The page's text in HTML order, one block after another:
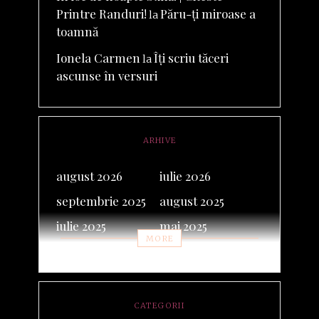
Printre Randuri! laPăru-ți miroase a
toamnă
Ionela Carmen laÎți scriu tăceri
ascunse în versuri
ARHIVE
august 2026
iulie 2026
septembrie 2025
august 2025
iulie 2025
mai 2025
septembrie 2024
iunie 2024
noiembrie 2023
octombrie 2023
mai 2023
MORE
CATEGORII